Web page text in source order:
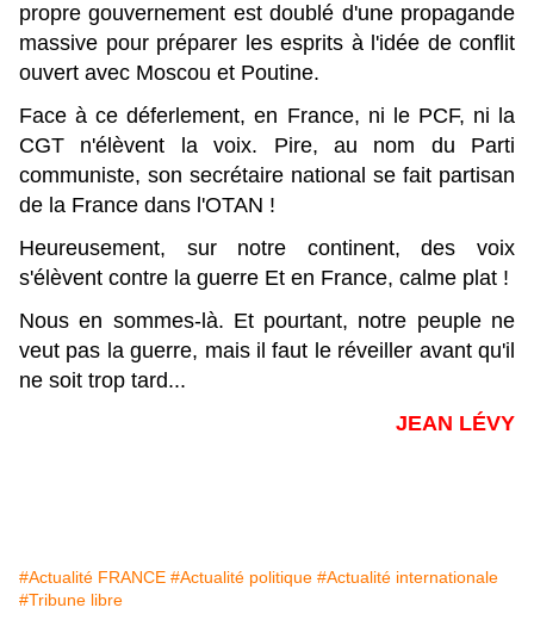
propre gouvernement est doublé d'une propagande
massive pour préparer les esprits à l'idée de conflit
ouvert avec Moscou et Poutine.
Face à ce déferlement, en France, ni le PCF, ni la
CGT n'élèvent la voix. Pire, au nom du Parti
communiste, son secrétaire national se fait partisan
de la France dans l'OTAN !
Heureusement, sur notre continent, des voix
s'élèvent contre la guerre Et en France, calme plat !
Nous en sommes-là. Et pourtant, notre peuple ne
veut pas la guerre, mais il faut le réveiller avant qu'il
ne soit trop tard...
JEAN LÉVY
#Actualité FRANCE #Actualité politique #Actualité internationale
#Tribune libre